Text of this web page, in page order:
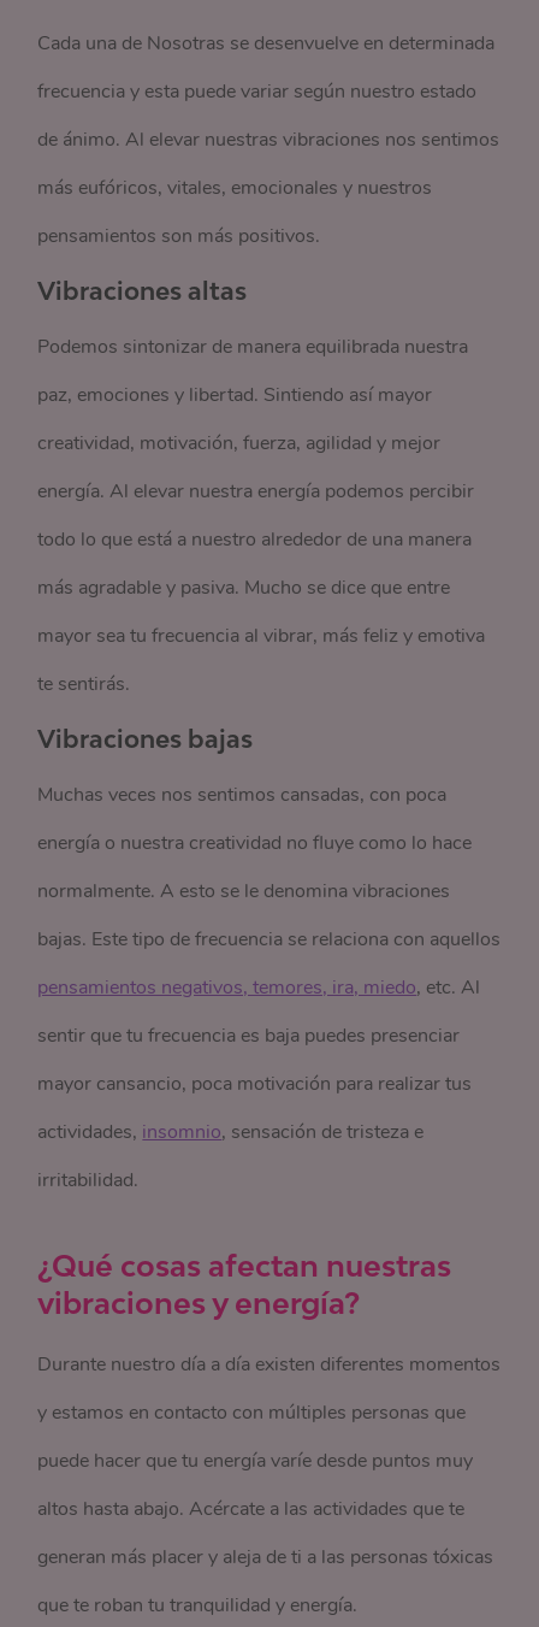
Cada una de Nosotras se desenvuelve en determinada
frecuencia y esta puede variar según nuestro estado
de ánimo. Al elevar nuestras vibraciones nos sentimos
más eufóricos, vitales, emocionales y nuestros
pensamientos son más positivos.
Vibraciones altas
Podemos sintonizar de manera equilibrada nuestra
paz, emociones y libertad. Sintiendo así mayor
creatividad, motivación, fuerza, agilidad y mejor
energía. Al elevar nuestra energía podemos percibir
todo lo que está a nuestro alrededor de una manera
más agradable y pasiva. Mucho se dice que entre
mayor sea tu frecuencia al vibrar, más feliz y emotiva
te sentirás.
Vibraciones bajas
Muchas veces nos sentimos cansadas, con poca
energía o nuestra creatividad no fluye como lo hace
normalmente. A esto se le denomina vibraciones
bajas. Este tipo de frecuencia se relaciona con aquellos
pensamientos negativos, temores, ira, miedo, etc. Al
sentir que tu frecuencia es baja puedes presenciar
mayor cansancio, poca motivación para realizar tus
actividades, insomnio, sensación de tristeza e
irritabilidad.
¿Qué cosas afectan nuestras
vibraciones y energía?
Durante nuestro día a día existen diferentes momentos
y estamos en contacto con múltiples personas que
puede hacer que tu energía varíe desde puntos muy
altos hasta abajo. Acércate a las actividades que te
generan más placer y aleja de ti a las personas tóxicas
que te roban tu tranquilidad y energía.